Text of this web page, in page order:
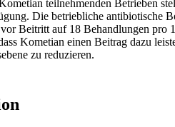
teilnehmenden Betrieben
Die betriebliche antibiotische
Beitritt auf 18 Behandlungen pro
Kometian einen Beitrag dazu
zu reduzieren.